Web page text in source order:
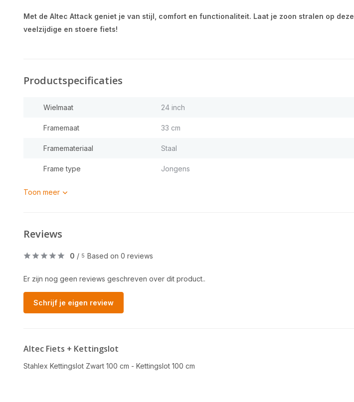
Met de Altec Attack geniet je van stijl, comfort en functionaliteit. Laat je zoon stralen op deze
veelzijdige en stoere fiets!
Productspecificaties
Wielmaat 24 inch
Framemaat 33 cm
Framemateriaal Staal
Frame type Jongens
Toon meer
Reviews
0 / 5 Based on 0 reviews
Er zijn nog geen reviews geschreven over dit product..
Schrijf je eigen review
Altec Fiets + Kettingslot
Stahlex Kettingslot Zwart 100 cm - Kettingslot 100 cm